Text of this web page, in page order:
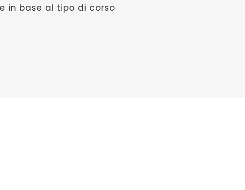
in base al tipo di corso